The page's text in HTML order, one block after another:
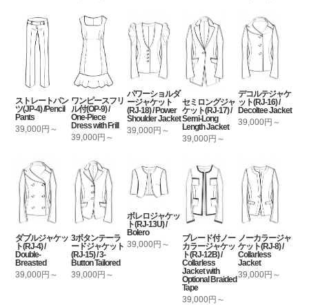
ストレートパン
ツ(JP-4) /Pencil
Pants
39,000円～
ワンピースフリ
ル付(OP-9) /
One-Piece
Dress with Frill
39,000円～
パワーショルダ
ージャケット
(RJ-18) / Power
Shoulder Jacket
39,000円～
セミロングジャ
ケット(RJ-17) /
Semi-Long
Length Jacket
39,000円～
デコルテジャケ
ット(RJ-16) /
Decoltee Jacket
39,000円～
ダブルジャケッ
ト(RJ-4) /
Double-
Breasted
39,000円～
3ボタンテーラ
ードジャケット
(RJ-15) / 3-
Button Tailored
39,000円～
ボレロジャケッ
ト(RJ-13U) /
Bolero
39,000円～
ブレード付ノー
カラージャケッ
ト(RJ-12B) /
Collarless
Jacket with
Optional Braided
Tape
39,000円～
ノーカラージャ
ケット(RJ-8) /
Collarless
Jacket
39,000円～